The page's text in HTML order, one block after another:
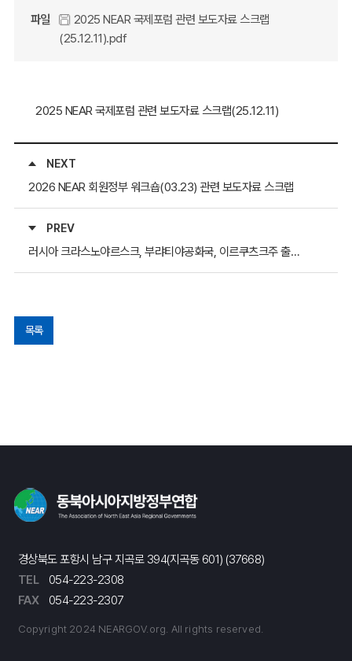
파일
2025 NEAR 국제포럼 관련 보도자료 스크랩
(25.12.11).pdf
2025 NEAR 국제포럼 관련 보도자료 스크랩(25.12.11)
NEXT
2026 NEAR 회원정부 워크숍(03.23) 관련 보도자료 스크랩
PREV
러시아 크라스노야르스크, 부랴티야공화국, 이르쿠츠크주 출장 관련 러시아 현지 언론보도
목록
경상북도 포항시 남구 지곡로 394(지곡동 601) (37668)
TEL
054-223-2308
FAX
054-223-2307
Copyright 2024 NEARGOV.org. All rights reserved.